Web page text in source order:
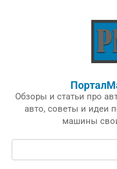
Обзоры и статьи про
авто, советы и идеи
машины
Поиск: